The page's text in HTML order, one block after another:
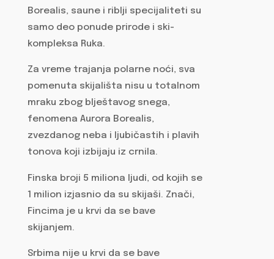
Borealis, saune i riblji specijaliteti su
samo deo ponude prirode i ski-
kompleksa Ruka.
Za vreme trajanja polarne noći, sva
pomenuta skijališta nisu u totalnom
mraku zbog blještavog snega,
fenomena Aurora Borealis,
zvezdanog neba i ljubičastih i plavih
tonova koji izbijaju iz crnila.
Finska broji 5 miliona ljudi, od kojih se
1 milion izjasnio da su skijaši. Znači,
Fincima je u krvi da se bave
skijanjem.
Srbima nije u krvi da se bave